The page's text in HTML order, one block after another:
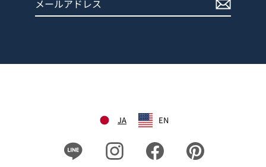
JA EN
Instagram Facebook